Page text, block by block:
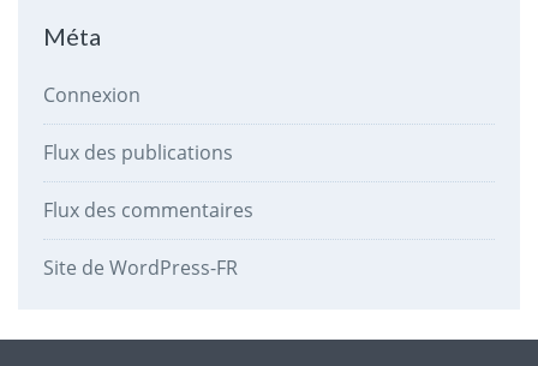
Méta
Connexion
Flux des publications
Flux des commentaires
Site de WordPress-FR